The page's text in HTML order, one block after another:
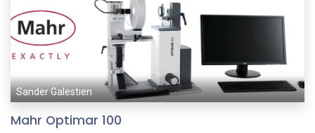
Sander Galestien
Mahr Optimar 100